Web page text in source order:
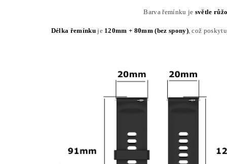
Barva řemínku je světle
Délka řemínkuje 120mm + 80mm (bez spony), což